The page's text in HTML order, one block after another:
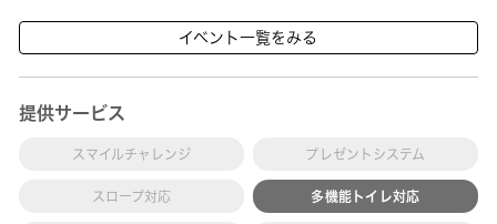
イベント一覧をみる
提供サービス
スマイルチャレンジ プレゼントシステム
スロープ対応 多機能トイレ対応